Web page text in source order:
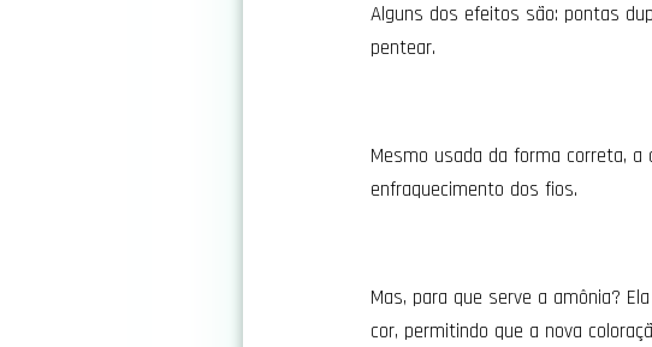
Alguns dos efeitos são: pontas
pentear.
Mesmo usada da forma correta,
enfraquecimento dos fios.
Mas, para que serve a amônia?
cor, permitindo que a nova